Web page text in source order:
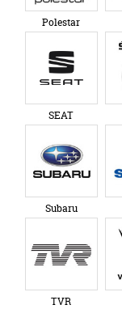
Polestar
SEAT
Subaru
TVR